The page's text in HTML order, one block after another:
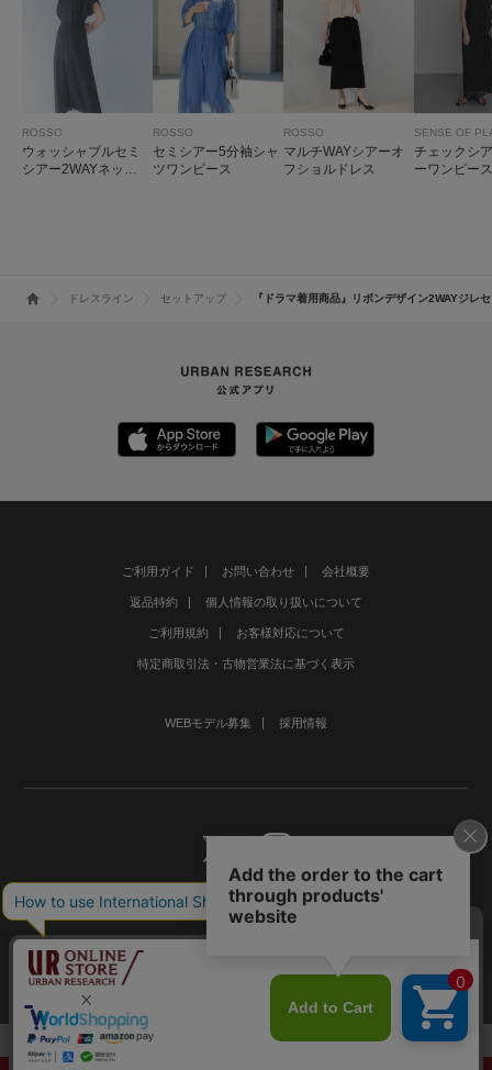
ROSSO
ウォッシャブルセミ
シアー2WAYネック
ROSSO
セミシアー5分袖シャ
ツワンピース
ROSSO
マルチWAYシアーオ
フショルドレス
SENSE OF
チェックシ
ーワンピース
ドレスライン セットアップ 『ドラマ着用商品』リボンデザイン2WAYジレ
ご利用ガイド お問い合わせ 会社概要
返品特約 個人情報の取り扱いについて
ご利用規約 お客様対応について
特定商取引法・古物営業法に基づく表示
WEBモデル募集 採用情報
©URBAN RESEARCH Co., Ltd.All rights Reserved.